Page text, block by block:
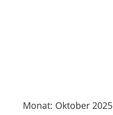
Monat: Oktober 2025